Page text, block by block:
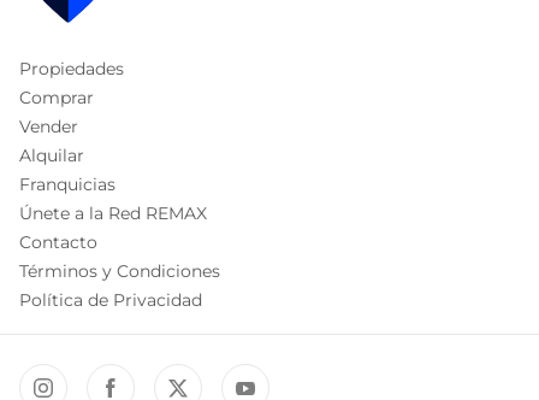
Propiedades
Comprar
Vender
Alquilar
Franquicias
Únete a la Red REMAX
Contacto
Términos y Condiciones
Política de Privacidad